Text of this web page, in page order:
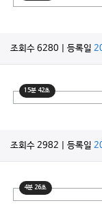
조회수 6280 | 등록일
15분 42초
조회수 2982 | 등록일
4분 26초